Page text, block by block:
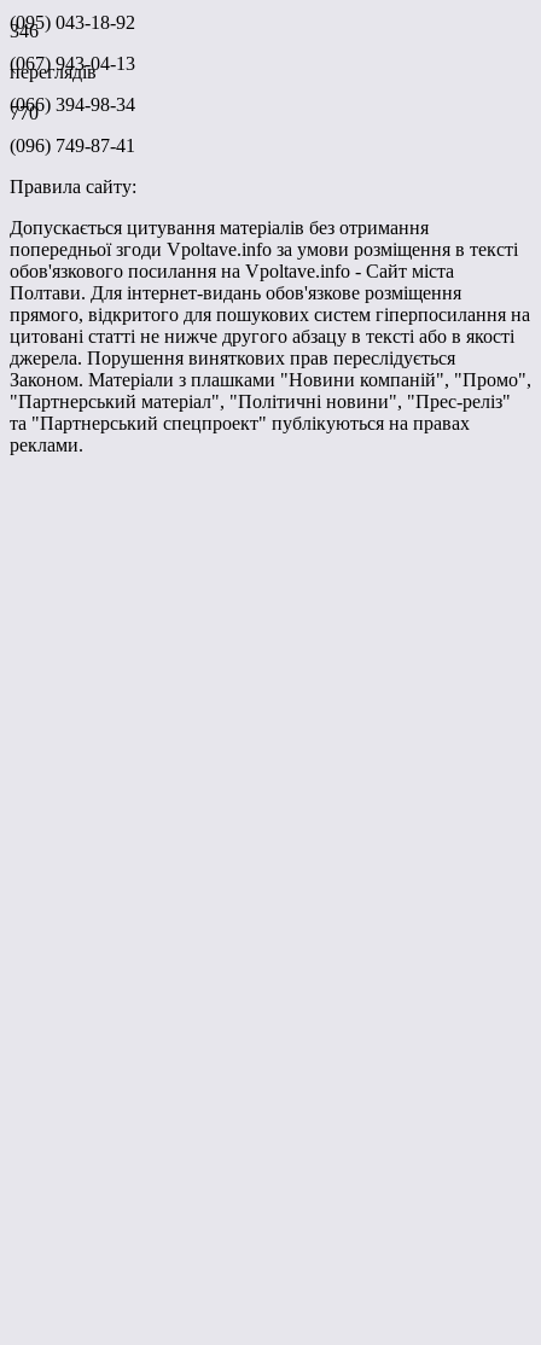
346
переглядів
770
(095) 043-18-92
(067) 943-04-13
(066) 394-98-34
(096) 749-87-41
Правила сайту:
Допускається цитування матеріалів без отримання
попередньої згоди Vpoltave.info за умови розміщення в тексті
обов'язкового посилання на Vpoltave.info - Сайт міста
Полтави. Для інтернет-видань обов'язкове розміщення
прямого, відкритого для пошукових систем гіперпосилання на
цитовані статті не нижче другого абзацу в тексті або в якості
джерела. Порушення виняткових прав переслідується
Законом. Матеріали з плашками "Новини компаній", "Промо",
"Партнерський матеріал", "Політичні новини", "Прес-реліз"
та "Партнерський спецпроект" публікуються на правах
реклами.